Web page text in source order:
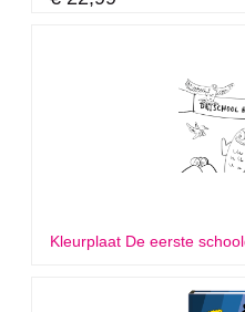
Kleurplaat De eerste